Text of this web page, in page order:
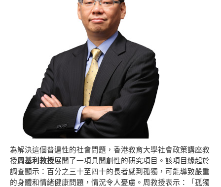
為解決這個普遍性的社會問題，香港教育大學社會政策講座教
授周基利教授展開了一項具開創性的研究項目。該項目緣起於
調查顯示：百分之三十至 四十的長者感到孤獨，可能導致嚴重
的身體和情緒健康問題，情況令人憂慮。周教授表示：「孤獨